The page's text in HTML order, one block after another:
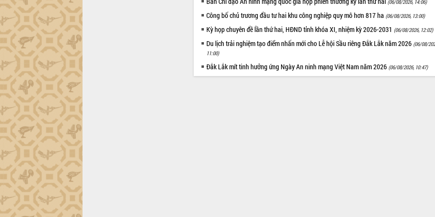
(06/08/2026, 14:06)
Công bố chủ trương đầu tư hai khu công nghiệp quy mô hơn 817 ha (06/08/2026, 13:00)
Kỳ họp chuyên đề lần thứ hai, HĐND tỉnh khóa XI, nhiệm kỳ 2026-2031 (06/08/2026, 12:02)
Du lịch trải nghiệm tạo điểm nhấn mới cho Lễ hội Sầu riêng Đắk Lắk năm 2026 (06/08/
11:00)
Đắk Lắk mít tinh hưởng ứng Ngày An ninh mạng Việt Nam năm 2026 (06/08/2026, 10:47)